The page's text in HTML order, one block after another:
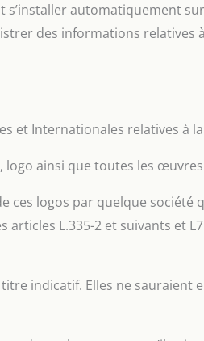
automatiquement
des informations relatives
et Internationales relatives à
ainsi que toutes les
logos par quelque société
L.335-2 et suivants et
indicatif. Elles ne sauraient